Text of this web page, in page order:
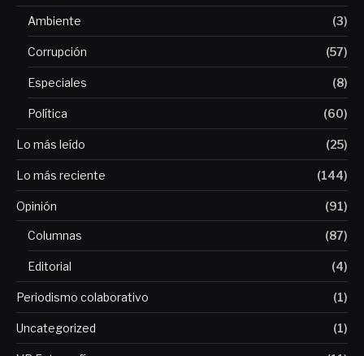
Ambiente (3)
Corrupción (57)
Especiales (8)
Política (60)
Lo más leído (25)
Lo más reciente (144)
Opinión (91)
Columnas (87)
Editorial (4)
Periodismo colaborativo (1)
Uncategorized (1)